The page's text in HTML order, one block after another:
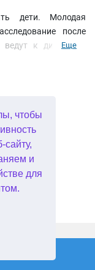
чтобы
и
для
дети. Молодая
после
к директору
с которой
Еще